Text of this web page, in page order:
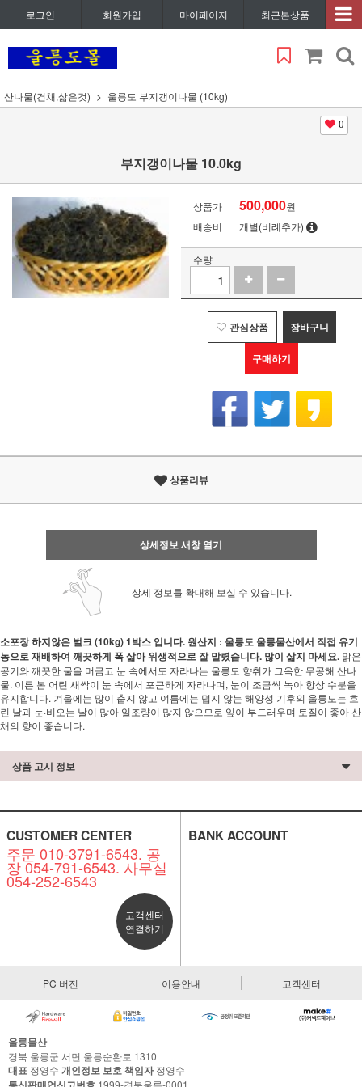
로그인 회원가입 마이페이지 최근본상품
산나물(건채,삶은것) 울릉도 부지갱이나물 (10kg)
0
부지갱이나물 10.0kg
상품가 500,000원
배송비
개별(비례추가)
수량
관심상품 장바구니
구매하기
상품리뷰
상세정보 새창 열기
상세 정보를 확대해 보실 수 있습니다.
소포장 하지않은 벌크 (10kg) 1박스 입니다. 원산지 : 울릉도 울릉물산에서 직접 유기
농으로 재배하여 깨끗하게 폭 삶아 위생적으로 잘 말렸습니다. 많이 삶지 마세요. 맑은
공기와 깨끗한 물을 머금고 눈 속에서도 자라나는 울릉도 향취가 그윽한 무공해 산나
물. 이른 봄 어린 새싹이 눈 속에서 포근하게 자라나며, 눈이 조금씩 녹아 항상 수분을
유지합니다. 겨울에는 많이 춥지 않고 여름에는 덥지 않는 해양성 기후의 울릉도는 흐
린 날과 눈·비오는 날이 많아 일조량이 많지 않으므로 잎이 부드러우며 토질이 좋아 산
채의 향이 좋습니다.
상품 고시 정보
CUSTOMER CENTER
주문 010-3791-6543. 공
장 054-791-6543. 사무실
054-252-6543
고객센터
연결하기
BANK ACCOUNT
PC 버전 이용안내 고객센터
울릉물산
경북 울릉군 서면 울릉순환로 1310
대표 정영수 개인정보 보호 책임자정영수